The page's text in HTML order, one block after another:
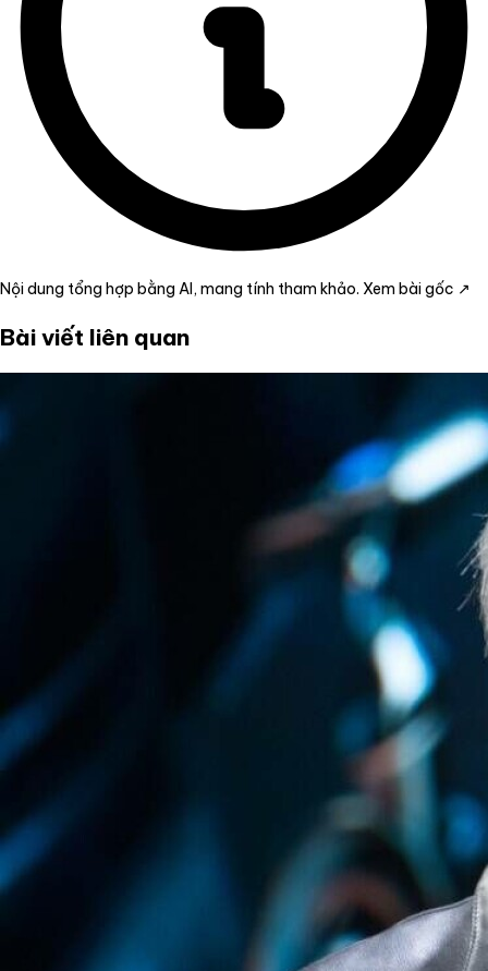
Nội dung tổng hợp bằng AI, mang tính tham khảo. Xem bài gốc ↗
Bài viết liên quan